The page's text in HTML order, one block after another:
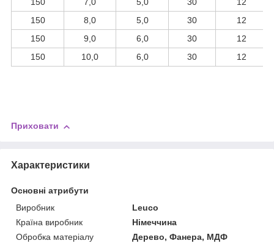
150 7,0 5,0 30
12
150
8,0 5,0 30
12
150
9,0 6,0 30
12
150
10,0 6,0 30 12
Приховати
Характеристики
Основні атрибути
Виробник
Leuco
Країна виробник
Німеччина
Обробка матеріалу
Дерево, Фанера, МДФ